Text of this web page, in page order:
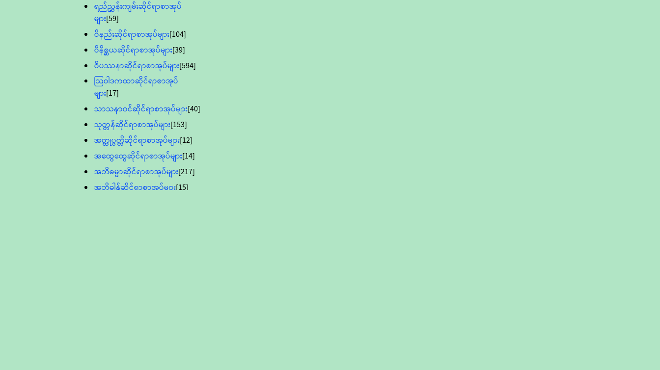
ရည်ညွှန်းကျမ်းဆိုင်ရာစာအုပ်
များ[59]
ဝိနည်းဆိုင်ရာစာအုပ်များ[104]
ဝိနိစ္ဆယဆိုင်ရာစာအုပ်များ[39]
ဝိပဿနာဆိုင်ရာစာအုပ်များ[594]
သြဝါဒကထာဆိုင်ရာစာအုပ်
များ[17]
သာသနာ၀င်ဆိုင်ရာစာအုပ်များ[40]
သုတ္တန်ဆိုင်ရာစာအုပ်များ[153]
အတ္ထုပ္ပတ္တိဆိုင်ရာစာအုပ်များ[12]
အထွေထွေဆိုင်ရာစာအုပ်များ[14]
အဘိဓမ္မာဆိုင်ရာစာအုပ်များ[217]
အဘိဓါန်ဆိုင်ရာစာအုပ်များ[15]